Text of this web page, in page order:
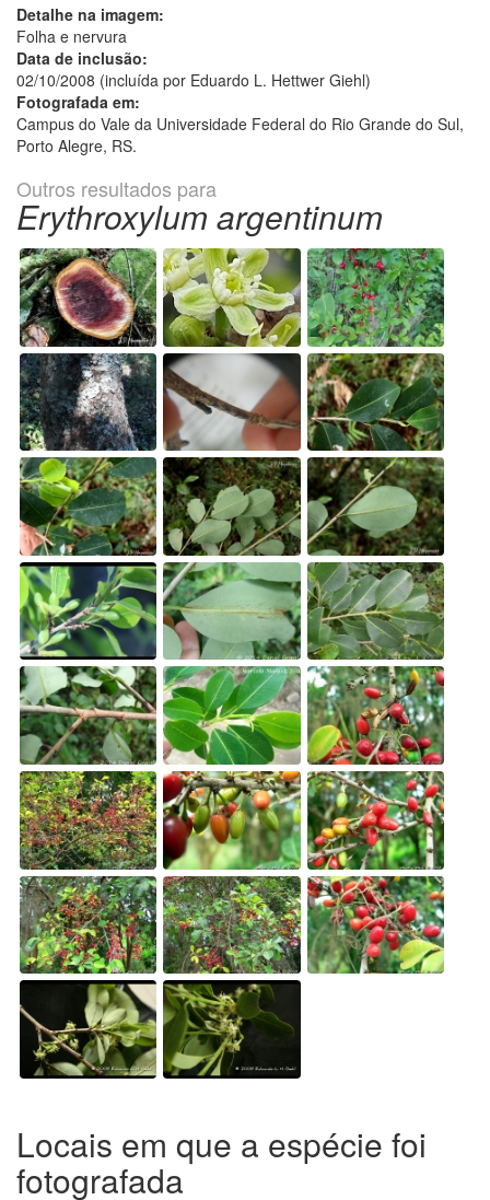
Detalhe na imagem:
Folha e nervura
Data de inclusão:
02/10/2008 (incluída por Eduardo L. Hettwer Giehl)
Fotografada em:
Campus do Vale da Universidade Federal do Rio Grande do Sul,
Porto Alegre, RS.
Outros resultados para
Erythroxylum argentinum
Locais em que a espécie foi
fotografada